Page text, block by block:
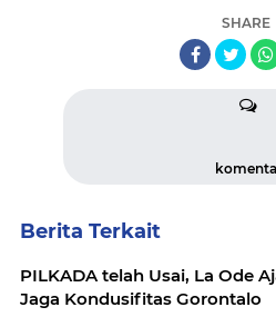
SHARE
Berita Terkait
PILKADA telah Usai, La Ode
Jaga Kondusifitas Gorontalo